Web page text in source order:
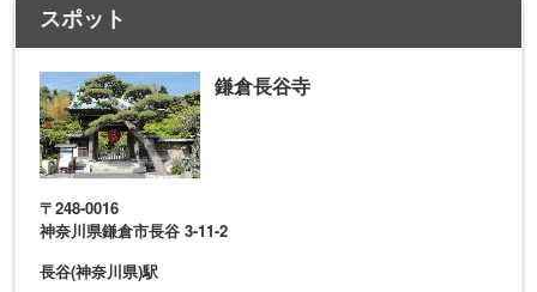
スポット
鎌倉長谷寺
〒248-0016
神奈川県鎌倉市長谷 3-11-2
長谷(神奈川県)駅